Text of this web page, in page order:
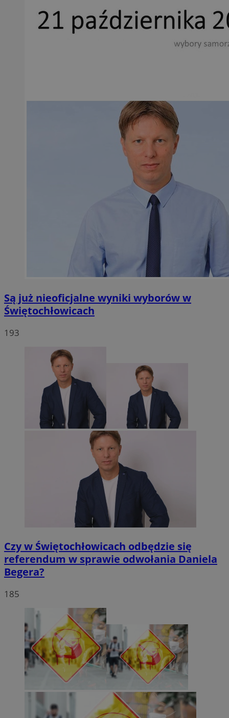
Są już nieoficjalne wyniki wyborów w
Świętochłowicach
193
Czy w Świętochłowicach odbędzie się
referendum w sprawie odwołania Daniela
Begera?
185